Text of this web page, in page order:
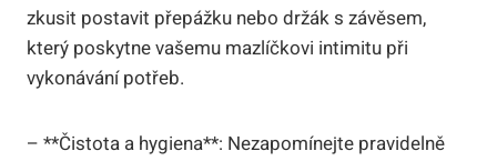
zkusit postavit přepážku nebo držák s závěsem,
který poskytne vašemu mazlíčkovi intimitu při
vykonávání potřeb.
– **Čistota a hygiena**: Nezapomínejte pravidelně